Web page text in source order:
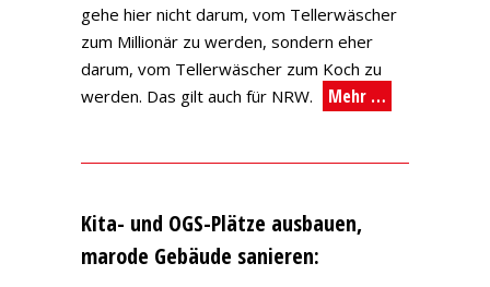
gehe hier nicht darum, vom Tellerwäscher
zum Millionär zu werden, sondern eher
darum, vom Tellerwäscher zum Koch zu
werden. Das gilt auch für NRW.
Mehr …
Kita- und OGS-Plätze ausbauen,
marode Gebäude sanieren: